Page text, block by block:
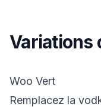
Variations
Woo Vert
Remplacez la